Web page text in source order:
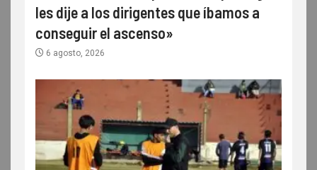
les dije a los dirigentes que íbamos a
conseguir el ascenso»
6 agosto, 2026